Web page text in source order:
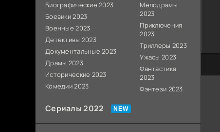
Биографические 2023
Боевики 2023
Военные 2023
Детективы 2023
Документальные 2023
Драмы 2023
Исторические 2023
Комедии 2023
Мелодрамы
2023
Приключения
2023
Триллеры 2023
Ужасы 2023
Фантастика
2023
Фэнтези 2023
Сериалы 2022